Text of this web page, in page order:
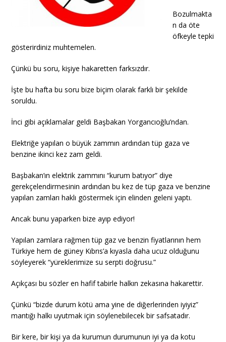
Bozulmakta
n da öte
öfkeyle tepki
gösterirdiniz muhtemelen.
Çünkü bu soru, kişiye hakaretten farksızdır.
İşte bu hafta bu soru bize biçim olarak farklı bir şekilde
soruldu.
İnci gibi açıklamalar geldi Başbakan Yorgancıoğlu’ndan.
Elektriğe yapılan o büyük zammın ardından tüp gaza ve
benzine ikinci kez zam geldi.
Başbakan’ın elektrik zammını “kurum batıyor” diye
gerekçelendirmesinin ardından bu kez de tüp gaza ve benzine
yapılan zamları haklı göstermek için elinden geleni yaptı.
Ancak bunu yaparken bize ayıp ediyor!
Yapılan zamlara rağmen tüp gaz ve benzin fiyatlarının hem
Türkiye hem de güney Kıbrıs’a kıyasla daha ucuz olduğunu
söyleyerek “yüreklerimize su serpti doğrusu.”
Açıkçası bu sözler en hafif tabirle halkın zekasına hakarettir.
Çünkü “bizde durum kötü ama yine de diğerlerinden iyiyiz”
mantığı halkı uyutmak için söylenebilecek bir safsatadır.
Bir kere, bir kişi ya da kurumun durumunun iyi ya da kotu